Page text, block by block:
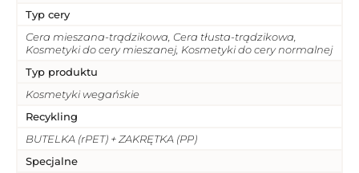
Typ cery
Cera mieszana-trądzikowa, Cera tłusta-trądzikowa,
Kosmetyki do cery mieszanej, Kosmetyki do cery normalnej
Typ produktu
Kosmetyki wegańskie
Recykling
BUTELKA (rPET) + ZAKRĘTKA (PP)
Specjalne